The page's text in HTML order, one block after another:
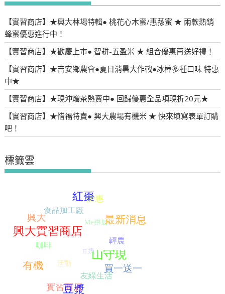
【實習商店】★興大林場特輯● 桃花心木蜜/惠蓀蜜 ★ 兩款熱銷
蜂蜜優惠進行中！
【實習商店】★歡慶上市● 智耕-五盈米 ★ 組合優惠再送好禮！
【實習商店】★吉安鄉農會●夏日消暑大作戰●冰棒多種口味 特惠
中★
【實習商店】★現沖熷茶熱賣中● 回歸優惠全品項現折20元★
【實習商店】★惜福特賣● 興大農場有機米 ★ 快來填寫表單訂購
吧！
標籤雲